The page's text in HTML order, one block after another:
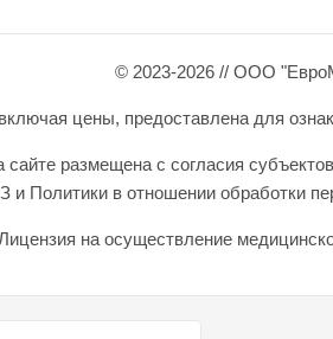
© 2023-2026 // ООО
цены, предоставлена для
размещена с согласия
и Политики в отношении обработки
на осуществление